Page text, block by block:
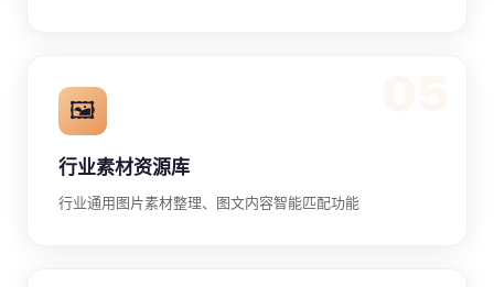
🖼️
行业素材资源库
行业通用图片素材整理、图文内容智能匹配功能